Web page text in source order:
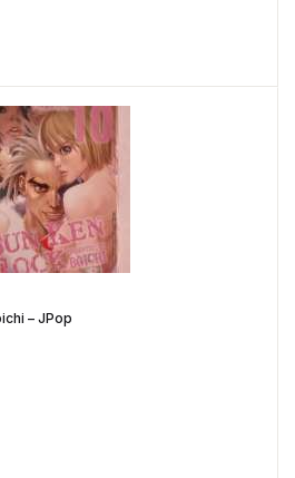
lista dei desideri
– JPop